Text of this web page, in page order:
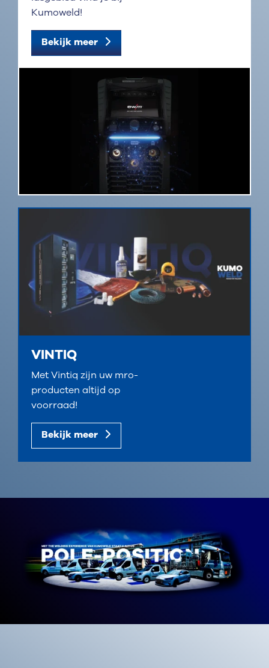
Kumoweld!
Bekijk meer
VINTIQ
Met Vintiq zijn uw mro-
producten altijd op
voorraad!
Bekijk meer